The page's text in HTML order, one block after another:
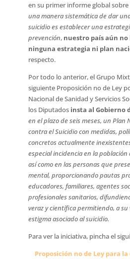
en su primer informe global sobre
una manera sistemática de dar
suicidio es establecer una
prevención, nuestro país aún
ninguna estrategia ni plan
respecto.
Por todo lo anterior, el Grupo
siguiente Proposición no de Ley
Nacional de Sanidad y Servicios
los Diputados insta al Gobierno
en el plazo de seis meses, un Plan
contra el Suicidio con medidas,
concretos actualmente
especial incidencia en la
así como en las personas que
mental, proporcionando pautas
educadores, familiares, agentes
profesionales sanitarios,
veraz y científica permitiendo, a
estigma asociado al suicidio.
Para ver la iniciativa, pincha el
Proposición no de Ley para